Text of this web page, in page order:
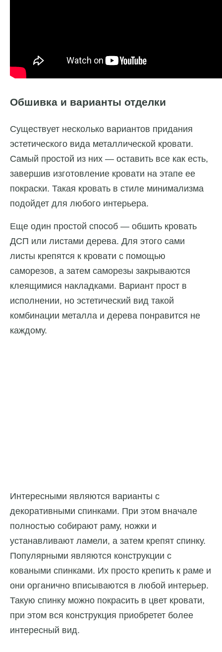
Обшивка и варианты отделки
Существует несколько вариантов придания
эстетического вида металлической кровати.
Самый простой из них — оставить все как есть,
завершив изготовление кровати на этапе ее
покраски. Такая кровать в стиле минимализма
подойдет для любого интерьера.
Еще один простой способ — обшить кровать
ДСП или листами дерева. Для этого сами
листы крепятся к кровати с помощью
саморезов, а затем саморезы закрываются
клеящимися накладками. Вариант прост в
исполнении, но эстетический вид такой
комбинации металла и дерева понравится не
каждому.
Интересными являются варианты с
декоративными спинками. При этом вначале
полностью собирают раму, ножки и
устанавливают ламели, а затем крепят спинку.
Популярными являются конструкции с
коваными спинками. Их просто крепить к раме и
они органично вписываются в любой интерьер.
Такую спинку можно покрасить в цвет кровати,
при этом вся конструкция приобретет более
интересный вид.